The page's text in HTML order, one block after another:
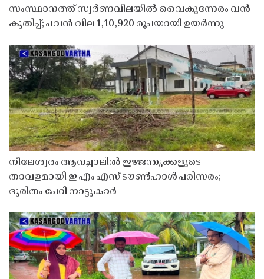
സംസ്ഥാനത്ത് സ്വർണവിലയിൽ വൈകുന്നേരം വൻ
കുതിപ്പ്; പവൻ വില 1,10,920 രൂപയായി ഉയർന്നു
നീലേശ്വരം ആനച്ചാലിൽ ഇഴജന്തുക്കളുടെ
താവളമായി ഇ എം എസ് ടൗൺഹാൾ പരിസരം;
ദുരിതം പേറി നാട്ടുകാർ